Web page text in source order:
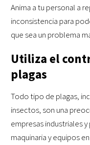
Anima a tu personal a
inconsistencia para
que sea un problema
Utiliza el
plagas
Todo tipo de plagas,
insectos, son una
empresas industriales
maquinaria y equipos